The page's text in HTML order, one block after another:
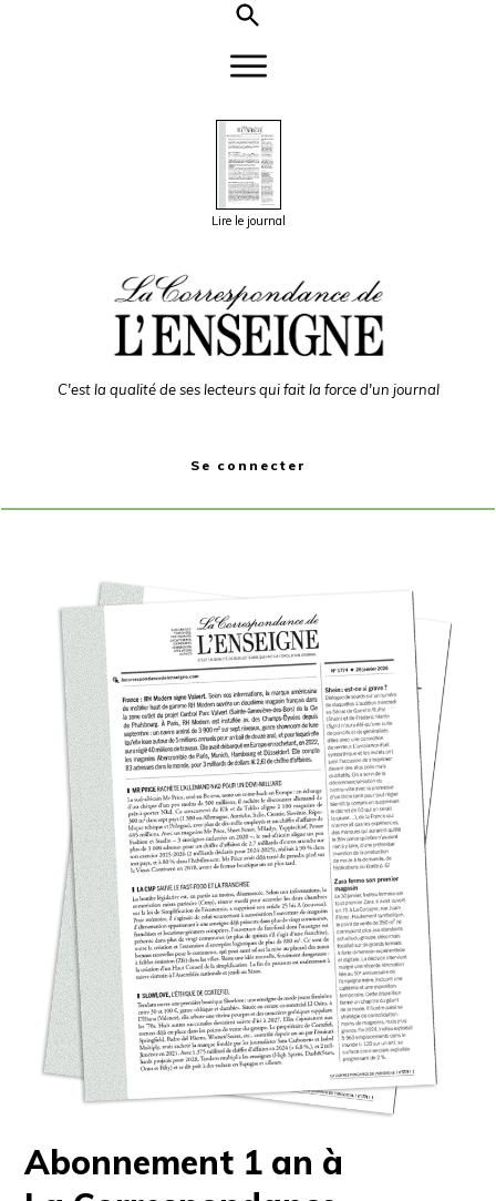
Lire le journal
C'est la qualité de ses lecteurs qui fait la force d'un journal
Se connecter
Abonnement 1 an à